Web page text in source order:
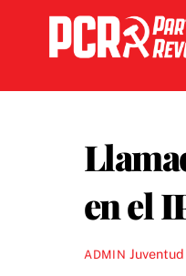
content
en el
ADMIN